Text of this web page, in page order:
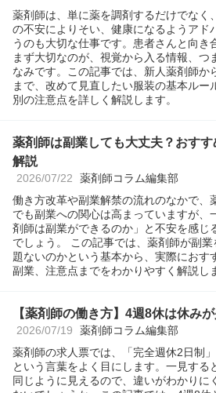
薬剤師は、単に薬を調剤するだけでなく
の不安によりそい、健康になるようアド
うのも大切な仕事です。患者さんと向き
まず大切なのが、視覚から入る情報、つ
なみです。この記事では、新人薬剤師か
まで、改めて見直したい服装の基本ルー
別の注意点を詳しく解説します。
薬剤師は副業しても大丈夫？おすす
解説
2026/07/22 薬剤師コラム編集部
働き方改革や副業解禁の流れのなかで、
でも副業への関心は高まっていますが、
剤師は副業ができるのか」と不安を感じ
でしょう。 この記事では、薬剤師が副業
題ないのかという基本から、実際におす
副業、注意点までをわかりやすく解説し
【薬剤師の働き方】4週8休は休み
2026/07/19 薬剤師コラム編集部
薬剤師の求人票では、「完全週休2日制」
という言葉をよく目にします。一見する
同じように見えるので、違いがわかりに